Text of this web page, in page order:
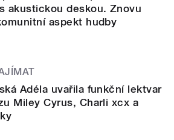
akustickou deskou. Znovu
aspekt hudby
Adéla uvařila funkční lektvar
Miley Cyrus, Charli xcx a